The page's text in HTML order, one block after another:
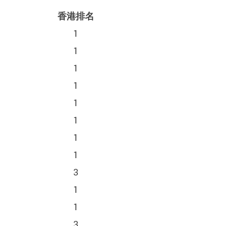
香港排名
1
1
1
1
1
1
1
1
3
1
1